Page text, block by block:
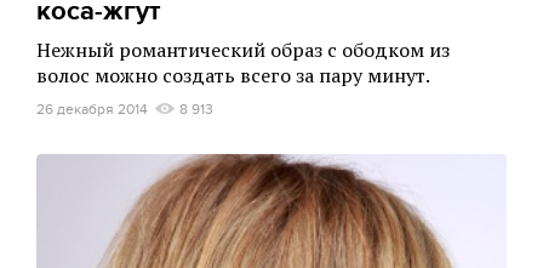
коса-жгут
Нежный романтический образ с ободком из
волос можно создать всего за пару минут.
26 декабря 2014 8 913